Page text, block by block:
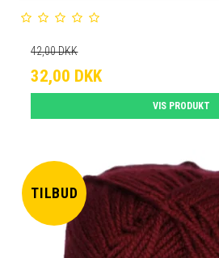
42,00 DKK
32,00 DKK
VIS PRODUKT
TILBUD